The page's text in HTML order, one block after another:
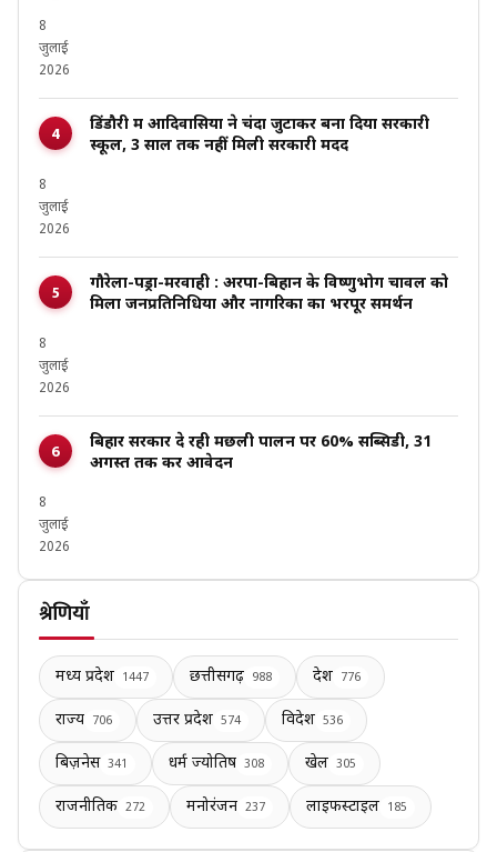
8
जुलाई
2026
डिंडौरी में आदिवासियों ने चंदा जुटाकर बना दिया सरकारी
स्कूल, 3 साल तक नहीं मिली सरकारी मदद
8
जुलाई
2026
गौरेला-पेंड्रा-मरवाही : अरपा-बिहान के विष्णुभोग चावल को
मिला जनप्रतिनिधियों और नागरिकों का भरपूर समर्थन
8
जुलाई
2026
बिहार सरकार दे रही मछली पालन पर 60% सब्सिडी, 31
अगस्त तक करें आवेदन
8
जुलाई
2026
श्रेणियाँ
मध्य प्रदेश 1447 छत्तीसगढ़ 988 देश 776
राज्य 706 उत्तर प्रदेश 574 विदेश 536
बिज़नेस 341 धर्म ज्योतिष 308 खेल 305
राजनीतिक 272 मनोरंजन 237 लाइफस्टाइल 185